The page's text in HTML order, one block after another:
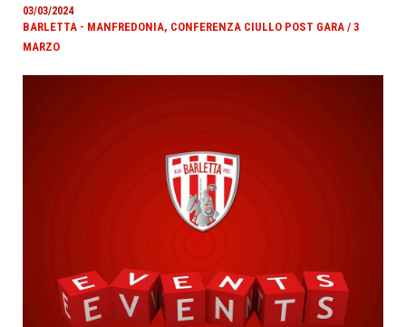
03/03/2024
BARLETTA - MANFREDONIA, CONFERENZA CIULLO POST GARA / 3
MARZO